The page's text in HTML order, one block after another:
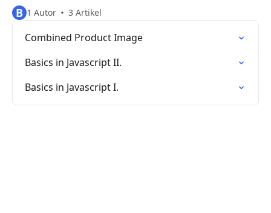
B 1 Autor 3 Artikel
Combined Product Image
Basics in Javascript II.
Basics in Javascript I.